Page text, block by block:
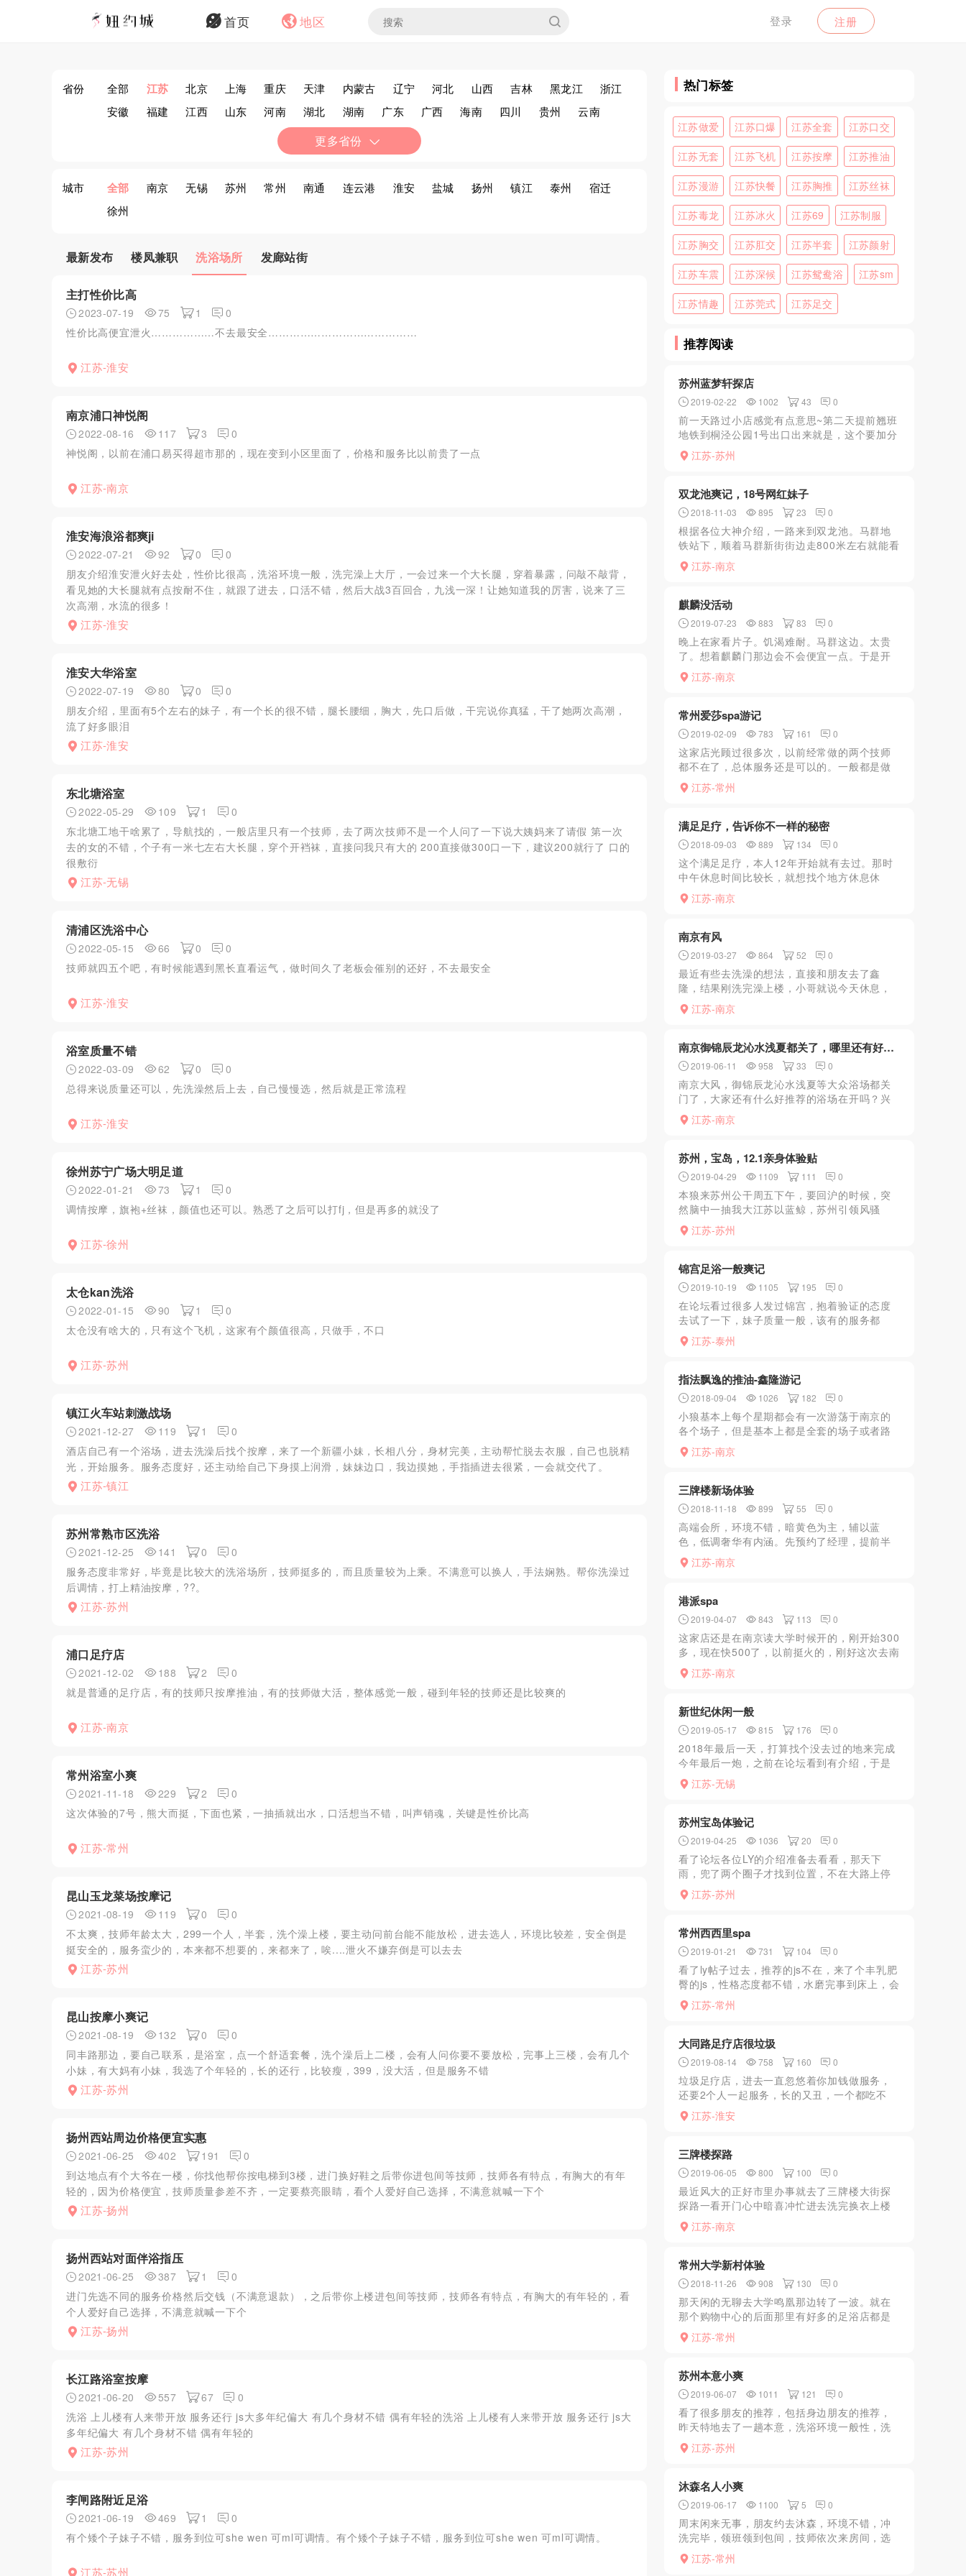
登录 注册
首页 地区
省份 全部 江苏 北京 上海 重庆 天津 内蒙古 辽宁 河北 山西 吉林 黑龙江
浙江
安徽
福建 江西 山东 河南 湖北 湖南 广东 广西 海南 四川 贵州
云南
宁夏 新疆 香港 台湾
更多省份
城市 全部 南京 无锡 苏州 常州 南通 连云港 淮安 盐城 扬州 镇江 泰州
宿迁
徐州
最新发布 楼凤兼职 洗浴场所 发廊站街
主打性价比高
2023-07-19 75 1
0
性价比高便宜泄火………………不去最安全……………………………………
江苏-淮安
南京浦口神悦阁
2022-08-16 117 3
0
神悦阁，以前在浦口易买得超市那的，现在变到小区里面了，价格和服务比以前贵了一点
江苏-南京
淮安海浪浴都爽ji
2022-07-21 92 0
0
朋友介绍淮安泄火好去处，性价比很高，洗浴环境一般，洗完澡上大厅，一会过来一个大长腿，穿着暴露，问敲不敲背，
看见她的大长腿就有点按耐不住，就跟了进去，口活不错，然后大战3百回合，九浅一深！让她知道我的厉害，说来了三
次高潮，水流的很多！
江苏-淮安
淮安大华浴室
2022-07-19 80 0
0
朋友介绍，里面有5个左右的妹子，有一个长的很不错，腿长腰细，胸大，先口后做，干完说你真猛，干了她两次高潮，
流了好多眼泪
江苏-淮安
东北塘浴室
2022-05-29 109 1
0
东北塘工地干啥累了，导航找的，一般店里只有一个技师，去了两次技师不是一个人问了一下说大姨妈来了请假 第一次
去的女的不错，个子有一米七左右大长腿，穿个开裆袜，直接问我只有大的 200直接做300口一下，建议200就行了 口的
很敷衍
江苏-无锡
清浦区洗浴中心
2022-05-15 66 0
0
技师就四五个吧，有时候能遇到黑长直看运气，做时间久了老板会催别的还好，不去最安全
江苏-淮安
浴室质量不错
2022-03-09 62 0
0
总得来说质量还可以，先洗澡然后上去，自己慢慢选，然后就是正常流程
江苏-淮安
徐州苏宁广场大明足道
2022-01-21 73 1
0
调情按摩，旗袍+丝袜，颜值也还可以。熟悉了之后可以打fj，但是再多的就没了
江苏-徐州
太仓kan洗浴
2022-01-15 90 1
0
太仓没有啥大的，只有这个飞机，这家有个颜值很高，只做手，不口
江苏-苏州
镇江火车站刺激战场
2021-12-27 119 1
0
酒店自己有一个浴场，进去洗澡后找个按摩，来了一个新疆小妹，长相八分，身材完美，主动帮忙脱去衣服，自己也脱精
光，开始服务。服务态度好，还主动给自己下身摸上润滑，妹妹边口，我边摸她，手指插进去很紧，一会就交代了。
江苏-镇江
苏州常熟市区洗浴
2021-12-25 141 0
0
服务态度非常好，毕竟是比较大的洗浴场所，技师挺多的，而且质量较为上乘。不满意可以换人，手法娴熟。帮你洗澡过
后调情，打上精油按摩，??。
江苏-苏州
浦口足疗店
2021-12-02 188 2
0
就是普通的足疗店，有的技师只按摩推油，有的技师做大活，整体感觉一般，碰到年轻的技师还是比较爽的
江苏-南京
常州浴室小爽
2021-11-18 229 2
0
这次体验的7号，熊大而挺，下面也紧，一抽插就出水，口活想当不错，叫声销魂，关键是性价比高
江苏-常州
昆山玉龙菜场按摩记
2021-08-19 119 0
0
不太爽，技师年龄太大，299一个人，半套，洗个澡上楼，要主动问前台能不能放松，进去选人，环境比较差，安全倒是
挺安全的，服务蛮少的，本来都不想要的，来都来了，唉....泄火不嫌弃倒是可以去去
江苏-苏州
昆山按摩小爽记
2021-08-19 132 0
0
同丰路那边，要自己联系，是浴室，点一个舒适套餐，洗个澡后上二楼，会有人问你要不要放松，完事上三楼，会有几个
小妹，有大妈有小妹，我选了个年轻的，长的还行，比较瘦，399，没大活，但是服务不错
江苏-苏州
扬州西站周边价格便宜实惠
2021-06-25 402 191
0
到达地点有个大爷在一楼，你找他帮你按电梯到3楼，进门换好鞋之后带你进包间等技师，技师各有特点，有胸大的有年
轻的，因为价格便宜，技师质量参差不齐，一定要蔡亮眼睛，看个人爱好自己选择，不满意就喊一下个
江苏-扬州
扬州西站对面伴浴指压
2021-06-25 387 1
0
进门先选不同的服务价格然后交钱（不满意退款），之后带你上楼进包间等技师，技师各有特点，有胸大的有年轻的，看
个人爱好自己选择，不满意就喊一下个
江苏-扬州
长江路浴室按摩
2021-06-20 557 67
0
洗浴 上儿楼有人来带开放 服务还行 js大多年纪偏大 有几个身材不错 偶有年轻的洗浴 上儿楼有人来带开放 服务还行 js大
多年纪偏大 有几个身材不错 偶有年轻的
江苏-苏州
李闸路附近足浴
2021-06-19 469 1
0
有个矮个子妹子不错，服务到位可she wen 可ml可调情。有个矮个子妹子不错，服务到位可she wen 可ml可调情。
江苏-苏州
热门标签
江苏做爱 江苏口爆 江苏全套 江苏口交
江苏无套 江苏飞机 江苏按摩 江苏推油
江苏漫游 江苏快餐 江苏胸推 江苏丝袜
江苏毒龙 江苏冰火 江苏69 江苏制服
江苏胸交 江苏肛交 江苏半套 江苏颜射
江苏车震 江苏深候 江苏鸳鸯浴 江苏sm
江苏情趣 江苏莞式 江苏足交
推荐阅读
苏州蓝梦轩探店
2019-02-22 1002 43 0
前一天路过小店感觉有点意思~第二天提前翘班
地铁到桐泾公园1号出口出来就是，这个要加分
~据说停车也是免费的。小店在一个小区的门
口，算是小区的辅房。门面显眼但是不算大，
江苏-苏州
双龙池爽记，18号网红妹子
2018-11-03 895 23 0
根据各位大神介绍，一路来到双龙池。马群地
铁站下，顺着马群新街街边走800米左右就能看
到。门面不大，换鞋，洗澡，设施一般，没有
海浪大。然后上楼进休息厅。刚坐下，就有Js
江苏-南京
麒麟没活动
2019-07-23 883 83 0
晚上在家看片子。饥渴难耐。马群这边。太贵
了。想着麒麟门那边会不会便宜一点。于是开
车过去看看。在文汇路这边有几排足疗店。来
回逛了三四圈。发现漂亮的妹子还不少。于是
江苏-南京
常州爱莎spa游记
2019-02-09 783 161 0
这家店光顾过很多次，以前经常做的两个技师
都不在了，总体服务还是可以的。一般都是做
398的kb，以前的777虽然颜值一般，但是服务
特别卖力，下面又粉又紧，无奈只能扣扣摸摸
江苏-常州
满足足疗，告诉你不一样的秘密
2018-09-03 889 134 0
这个满足足疗，本人12年开始就有去过。那时
中午休息时间比较长，就想找个地方休息休
息，顺便做个足疗什么的。后来发现可以有特
殊服务。现在又看到论坛里很多狼友谈及，好
江苏-南京
南京有风
2019-03-27 864 52 0
最近有些去洗澡的想法，直接和朋友去了鑫
隆，结果刚洗完澡上楼，小哥就说今天休息，
瞬间感觉应该是刮风了，下楼后免了浴资。后
悔最近没看论坛啊，刚翻了几个帖子才发现已
江苏-南京
南京御锦辰龙沁水浅夏都关了，哪里还有好去处？
2019-06-11 958 33 0
南京大风，御锦辰龙沁水浅夏等大众浴场都关
门了，大家还有什么好推荐的浴场在开吗？兴
荣就别推荐了，新燕康不知道有没有开业，知
道的说一下。中项spa不想做，不解渴没意思。
江苏-南京
苏州，宝岛，12.1亲身体验贴
2019-04-29 1109 111 0
本狼来苏州公干周五下午，要回沪的时候，突
然脑中一抽我大江苏以蓝鲸，苏州引领风骚
佳？无数，银风鼎盛，共襄盛世实在激励人心
啊心动得不行于是行动然而叫个大学生上门，
江苏-苏州
锦宫足浴一般爽记
2019-10-19 1105 195 0
在论坛看过很多人发过锦宫，抱着验证的态度
去试了一下，妹子质量一般，该有的服务都
有，隐藏服务也没有发掘到，大同小异吧
江苏-泰州
指法飘逸的推油-鑫隆游记
2018-09-04 1026 182 0
小狼基本上每个星期都会有一次游荡于南京的
各个场子，但是基本上都是全套的场子或者路
边的小红灯的洗头房，没办法啊，想坛子里其
他LY那样整天都在1000+以上的场子离爽来爽
江苏-南京
三牌楼新场体验
2018-11-18 899 55 0
高端会所，环境不错，暗黄色为主，辅以蓝
色，低调奢华有内涵。先预约了经理，提前半
小时即可，立即发来定位和说明，很贴心。提
前预约可以减两三百。还能看图选人。一楼浴
江苏-南京
港派spa
2019-04-07 843 113 0
这家店还是在南京读大学时候开的，刚开始300
多，现在快500了，以前挺火的，刚好这次去南
京出差住在酒店，没想到这个店还在，就去
了，在宾馆的3楼，房间装修有点老了，不过服
江苏-南京
新世纪休闲一般
2019-05-17 815 176 0
2018年最后一天，打算找个没去过的地来完成
今年最后一炮，之前在论坛看到有介绍，于是
兴冲冲驱车前往，就在路边，南面可停车。遂
入内匆匆洗了下，直接上2楼包厢。不到5分钟
江苏-无锡
苏州宝岛体验记
2019-04-25 1036 20 0
看了论坛各位LY的介绍准备去看看，那天下
雨，兜了两个圈子才找到位置，不在大路上停
车位不好找。进门之后直接上楼安排，本来想
找推荐的98号，可惜人气太高需要等一个小时
江苏-苏州
常州西西里spa
2019-01-21 731 104 0
看了ly帖子过去，推荐的js不在，来了个丰乳肥
臀的js，性格态度都不错，水磨完事到床上，会
让你选kb还是tt出货，只是房间不多，结束不能
多躺会就告知要离开，总体来说环境还不错，
江苏-常州
大同路足疗店很垃圾
2019-08-14 758 160 0
垃圾足疗店，进去一直忽悠着你加钱做服务，
还要2个人一起服务，长的又丑，一个都吃不
消，哪能上来2个哦，反正不能去，250打个飞
机真亏！
江苏-淮安
三牌楼探路
2019-06-05 800 100 0
最近风大的正好市里办事就去了三牌楼大街探
探路一看开门心中暗喜冲忙进去洗完换衣上楼
一问只有1毛中式按摩想想算了来都来了就随便
按按还挺舒服结束交钱走人最进想正经按摩的
江苏-南京
常州大学新村体验
2018-11-26 908 130 0
那天闲的无聊去大学鸣凰那边转了一波。就在
那个购物中心的后面那里有好多的足浴店都是
透明玻璃外面就可以看清里面的妹子转了好几
圈就第一排的最后一家的感觉比较和我胃口。
江苏-常州
苏州本意小爽
2019-06-07 1011 121 0
看了很多朋友的推荐，包括身边朋友的推荐，
昨天特地去了一趟本意，洗浴环境一般性，洗
完上楼包厢，四川妹子，话是比较多，但是不
会令人反感，唯一缺点，胸有些下垂。简单按
江苏-苏州
沐森名人小爽
2019-06-17 1100 5 0
周末闲来无事，朋友约去沐森，环境不错，冲
洗完毕，领班领到包间，技师依次来房间，选
中满意为止，相中一丰满技师，manyou技巧不
错，
江苏-常州